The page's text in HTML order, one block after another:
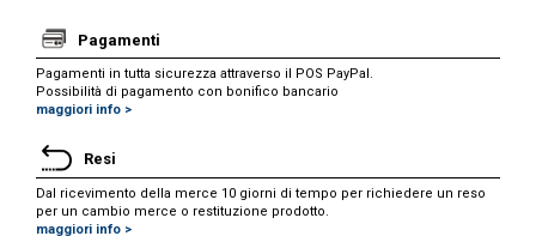
Pagamenti
Pagamenti in tutta sicurezza attraverso il POS PayPal.
Possibilità di pagamento con bonifico bancario
maggiori info >
Resi
Dal ricevimento della merce 10 giorni di tempo per richiedere un reso
per un cambio merce o restituzione prodotto.
maggiori info >